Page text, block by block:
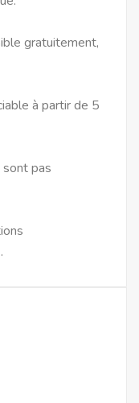
gratuitement,
à partir de 5
pas